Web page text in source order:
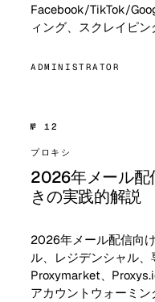
Facebook/TikTok/
ィング、スクレイピン
ADMINISTRATOR
№ 12
プロキシ
2026年メール配
きの実践的解説
2026年メール配信向
ル、レジデンシャル、
Proxymarket、
アカウントウォーミン